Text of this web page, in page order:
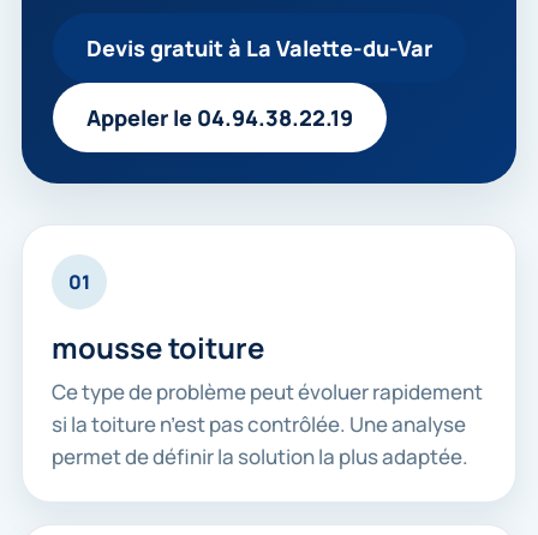
Devis gratuit à La Valette-du-Var
Appeler le 04.94.38.22.19
01
mousse toiture
Ce type de problème peut évoluer rapidement
si la toiture n’est pas contrôlée. Une analyse
permet de définir la solution la plus adaptée.